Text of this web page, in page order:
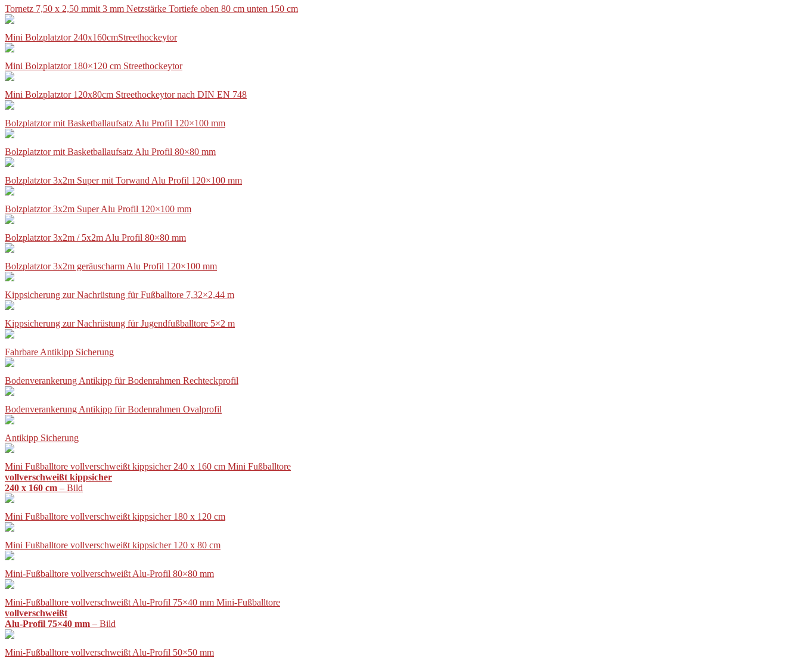
Tornetz 7,50 x 2,50 mmit 3 mm Netzstärke Tortiefe oben 80 cm unten 150 cm
Mini Bolzplatztor 240x160cmStreethockeytor
Mini Bolzplatztor 180×120 cm Streethockeytor
Mini Bolzplatztor 120x80cm Streethockeytor nach DIN EN 748
Bolzplatztor mit Basketballaufsatz Alu Profil 120×100 mm
Bolzplatztor mit Basketballaufsatz Alu Profil 80×80 mm
Bolzplatztor 3x2m Super mit Torwand Alu Profil 120×100 mm
Bolzplatztor 3x2m Super Alu Profil 120×100 mm
Bolzplatztor 3x2m / 5x2m Alu Profil 80×80 mm
Bolzplatztor 3x2m geräuscharm Alu Profil 120×100 mm
Kippsicherung zur Nachrüstung für Fußballtore 7,32×2,44 m
Kippsicherung zur Nachrüstung für Jugendfußballtore 5×2 m
Fahrbare Antikipp Sicherung
Bodenverankerung Antikipp für Bodenrahmen Rechteckprofil
Bodenverankerung Antikipp für Bodenrahmen Ovalprofil
Antikipp Sicherung
Mini Fußballtore vollverschweißt kippsicher 240 x 160 cm Mini Fußballtore
vollverschweißt kippsicher
240 x 160 cm – Bild
Mini Fußballtore vollverschweißt kippsicher 180 x 120 cm
Mini Fußballtore vollverschweißt kippsicher 120 x 80 cm
Mini-Fußballtore vollverschweißt Alu-Profil 80×80 mm
Mini-Fußballtore vollverschweißt Alu-Profil 75×40 mm Mini-Fußballtore
vollverschweißt
Alu-Profil 75×40 mm – Bild
Mini-Fußballtore vollverschweißt Alu-Profil 50×50 mm